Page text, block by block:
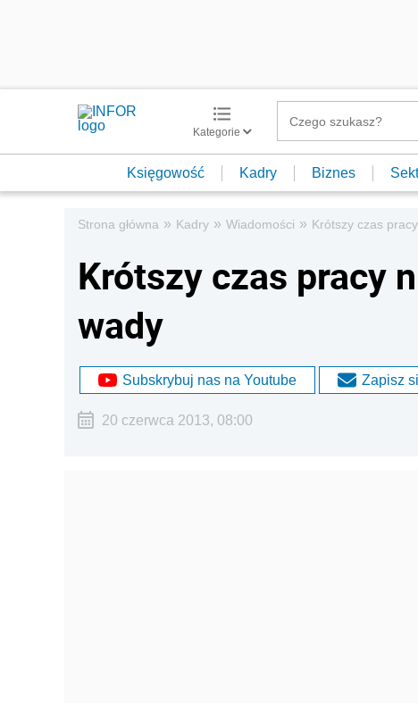
Kategorie
Księgowość Kadry Biznes
Strona główna » Kadry » Wiadomości » Krótszy czas
Krótszy czas pracy
wady
Subskrybuj nas na Youtube Zapisz
20 czerwca 2013, 08:00